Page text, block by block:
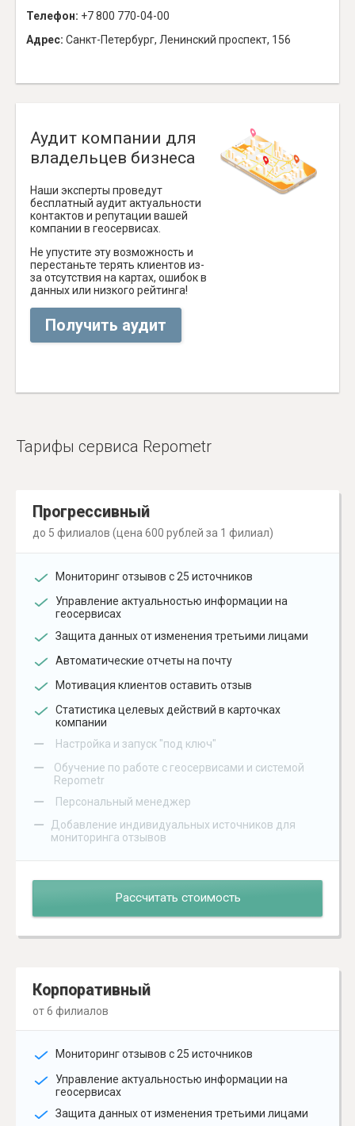
Телефон: +7 800 770-04-00
Адрес: Санкт-Петербург, Ленинский проспект, 156
Аудит компании для
владельцев бизнеса
Наши эксперты проведут
бесплатный аудит актуальности
контактов и репутации вашей
компании в геосервисах.
Не упустите эту возможность и
перестаньте терять клиентов из-
за отсутствия на картах, ошибок в
данных или низкого рейтинга!
Получить аудит
Тарифы сервиса Repometr
Прогрессивный
до 5 филиалов (цена 600 рублей за 1 филиал)
Мониторинг отзывов с 25 источников
Управление актуальностью информации на
геосервисах
Защита данных от изменения третьими лицами
Автоматические отчеты на почту
Мотивация клиентов оставить отзыв
Статистика целевых действий в карточках
компании
– Настройка и запуск "под ключ"
–
Обучение по работе с геосервисами и системой
Repometr
– Персональный менеджер
–
Добавление индивидуальных источников для
мониторинга отзывов
Рассчитать стоимость
Корпоративный
от 6 филиалов
Мониторинг отзывов с 25 источников
Управление актуальностью информации на
геосервисах
Защита данных от изменения третьими лицами